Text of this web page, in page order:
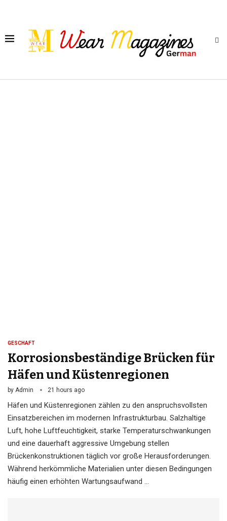
GESCHÄFT
Korrosionsbeständige Brücken für
Häfen und Küstenregionen
by Admin 21 hours ago
Häfen und Küstenregionen zählen zu den anspruchsvollsten
Einsatzbereichen im modernen Infrastrukturbau. Salzhaltige
Luft, hohe Luftfeuchtigkeit, starke Temperaturschwankungen
und eine dauerhaft aggressive Umgebung stellen
Brückenkonstruktionen täglich vor große Herausforderungen.
Während herkömmliche Materialien unter diesen Bedingungen
häufig einen erhöhten Wartungsaufwand …